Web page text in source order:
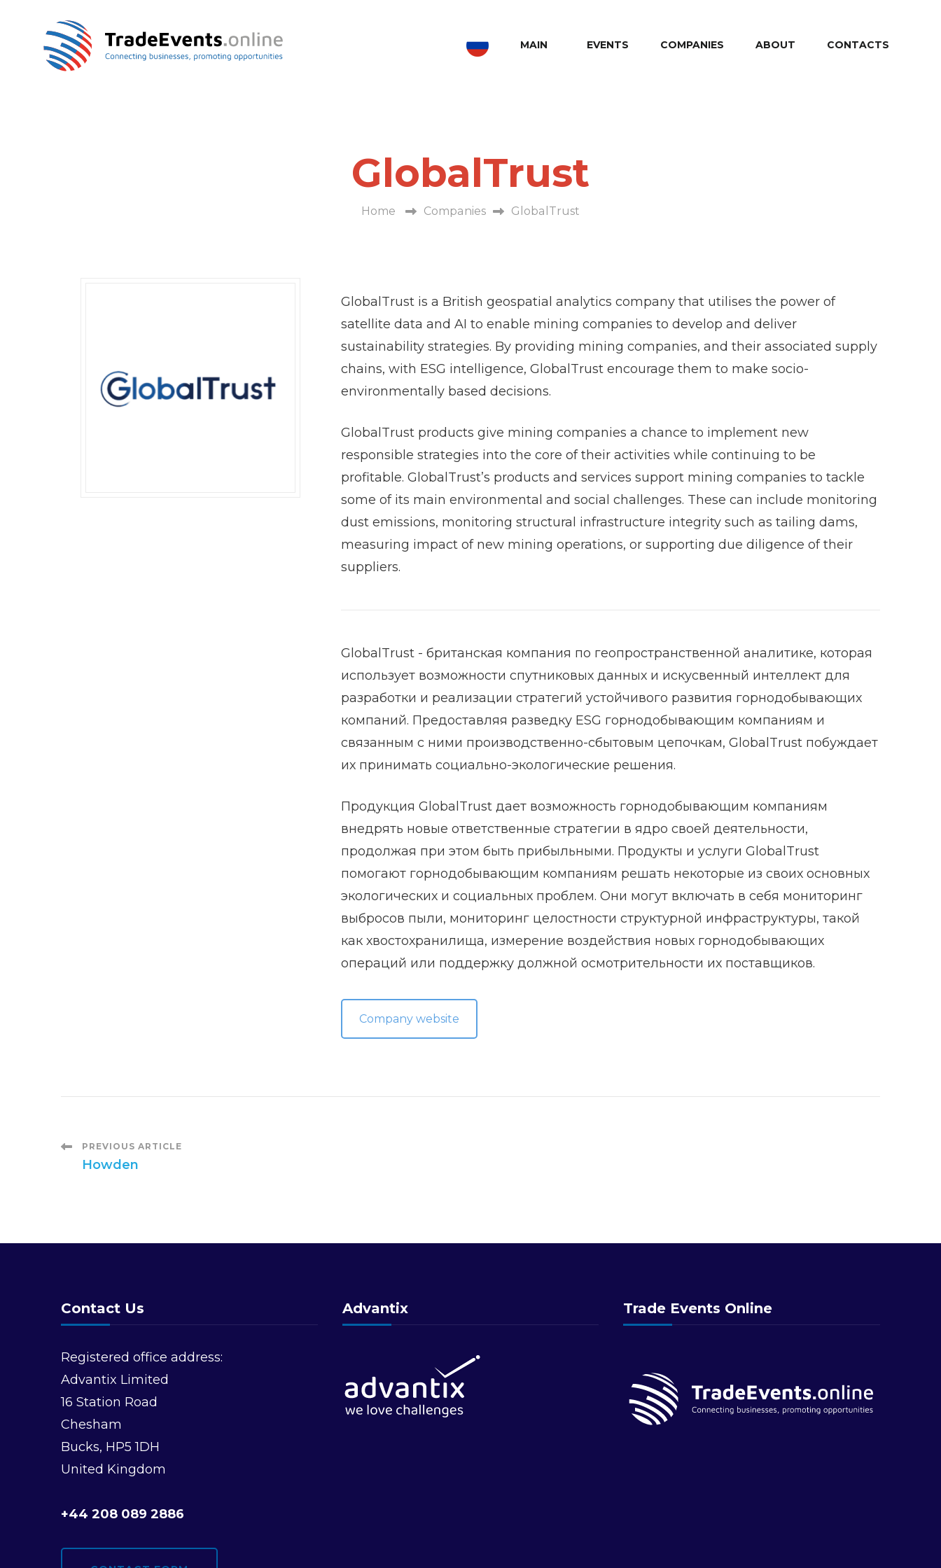
MAIN EVENTS COMPANIES ABOUT CONTACTS
GlobalTrust
Home Companies GlobalTrust
GlobalTrust is a British geospatial analytics company that utilises the power of
satellite data and AI to enable mining companies to develop and deliver
sustainability strategies. By providing mining companies, and their associated supply
chains, with ESG intelligence, GlobalTrust encourage them to make socio-
environmentally based decisions.
GlobalTrust products give mining companies a chance to implement new
responsible strategies into the core of their activities while continuing to be
profitable. GlobalTrust’s products and services support mining companies to tackle
some of its main environmental and social challenges. These can include monitoring
dust emissions, monitoring structural infrastructure integrity such as tailing dams,
measuring impact of new mining operations, or supporting due diligence of their
suppliers.
GlobalTrust - британская компания по геопространственной аналитике, которая
использует возможности спутниковых данных и искусвенный интеллект для
разработки и реализации стратегий устойчивого развития горнодобывающих
компаний. Предоставляя разведку ESG горнодобывающим компаниям и
связанным с ними производственно-сбытовым цепочкам, GlobalTrust побуждает
их принимать социально-экологические решения.
Продукция GlobalTrust дает возможность горнодобывающим компаниям
внедрять новые ответственные стратегии в ядро своей деятельности,
продолжая при этом быть прибыльными. Продукты и услуги GlobalTrust
помогают горнодобывающим компаниям решать некоторые из своих основных
экологических и социальных проблем. Они могут включать в себя мониторинг
выбросов пыли, мониторинг целостности структурной инфраструктуры, такой
как хвостохранилища, измерение воздействия новых горнодобывающих
операций или поддержку должной осмотрительности их поставщиков.
Company website
P
N
a
v
i
g
a
t
i
PREVIOUS ARTICLE
Howden
Contact Us
Registered office address:
Advantix Limited
16 Station Road
Chesham
Bucks, HP5 1DH
United Kingdom
+44 208 089 2886
Advantix Trade Events Online